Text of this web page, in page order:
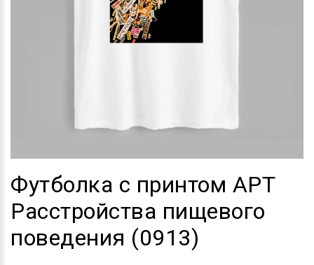
Футболка с принтом АРТ
Расстройства пищевого
поведения (0913)